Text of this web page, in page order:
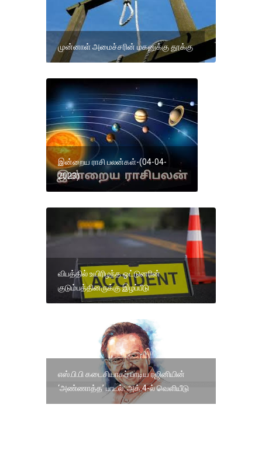
முன்னாள் அமைச்சரின் மகனுக்கு தூக்கு
இன்றைய ராசி பலன்கள்-(04-04-
2023)
விபத்தில் உயிரிழந்த ஓட்டுனரின்
குடும்பத்தினருக்கு இழப்பீடு
எஸ்.பி.பி கடைசியாகப் பாடிய ரஜினியின்
‘அண்ணாத்த’ பாடல்: அக்.4-ல் வெளியீடு